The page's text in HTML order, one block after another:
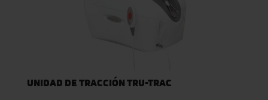
UNIDAD DE TRACCIÓN TRU-TRAC